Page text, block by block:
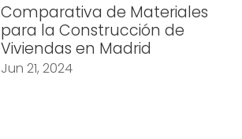
Comparativa de Materiales
para la Construcción de
Viviendas en Madrid
Jun 21, 2024